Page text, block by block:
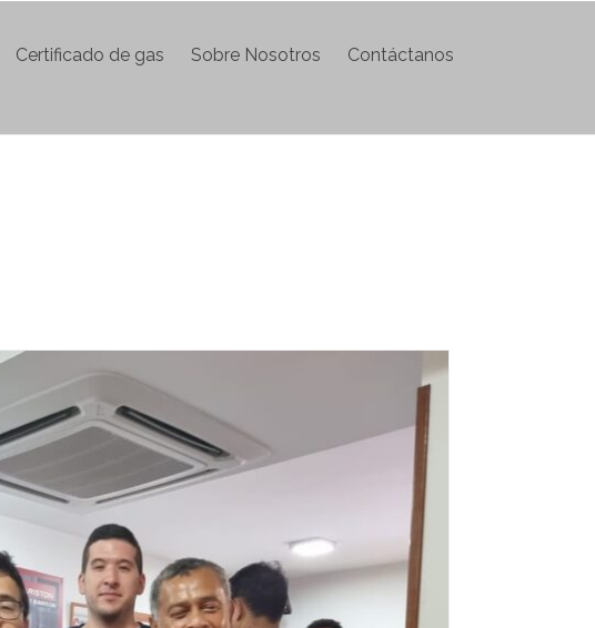
Certificado de gas Sobre Nosotros Contáctanos